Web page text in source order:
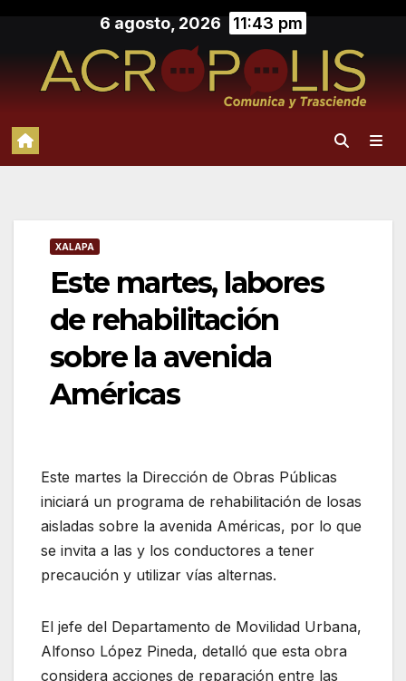
contenido
6 agosto, 2026 11:43 pm
XALAPA
Este martes, labores
de rehabilitación
sobre la avenida
Américas
Este martes la Dirección de Obras Públicas
iniciará un programa de rehabilitación de losas
aisladas sobre la avenida Américas, por lo que
se invita a las y los conductores a tener
precaución y utilizar vías alternas.
El jefe del Departamento de Movilidad Urbana,
Alfonso López Pineda, detalló que esta obra
considera acciones de reparación entre las